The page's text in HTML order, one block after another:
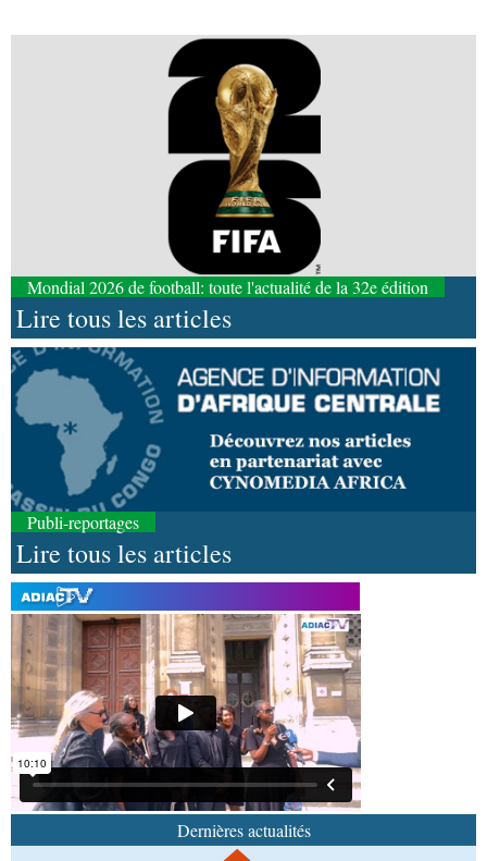
Mondial 2026 de football: toute l'actualité de la 32e édition
Lire tous les articles
Publi-reportages
Lire tous les articles
Dernières actualités
08-08-2026 16:30
SociétéLutte contre les épidémies : les employés
de la maison de retraite Kambissi en formation
08-08-2026 16:00
SociétéDistinction : Darrel Ornelle Elion Assiana
promue maître-assistant Cames
08-08-2026 15:14
Coupe du Congo de football : JST, Inter,
Cara et V Club qualifiés pour les demi-finales